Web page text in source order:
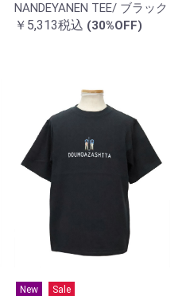
NANDEYANEN TEE/ ブラック
￥5,313税込 (30%OFF)
New Sale